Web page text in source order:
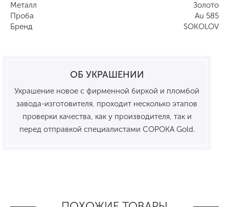
Металл
Золото
Проба
Au 585
Бренд
SOKOLOV
ОБ УКРАШЕНИИ
Украшение новое с фирменной биркой и пломбой
завода-изготовителя, проходит несколько этапов
проверки качества, как у производителя, так и
перед отправкой специалистами СОРОКА Gold.